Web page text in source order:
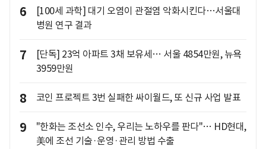
6
[100세 과학] 대기 오염이 관절염 악화시킨다…서울대
병원 연구 결과
7
[단독] 23억 아파트 3채 보유세… 서울 4854만원, 뉴욕
3959만원
8 코인 프로젝트 3번 실패한 싸이월드, 또 신규 사업 발표
9
"한화는 조선소 인수, 우리는 노하우를 판다"… HD현대,
美에 조선 기술·운영·관리 방법 수출